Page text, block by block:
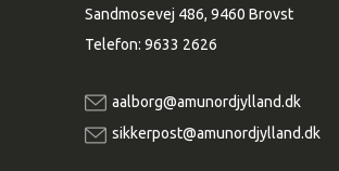
Sandmosevej 486, 9460 Brovst
Telefon: 9633 2626
aalborg@amunordjylland.dk
sikkerpost@amunordjylland.dk